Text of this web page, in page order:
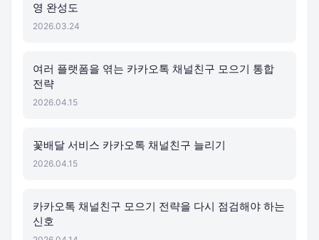
영 완성도
2026.03.24
여러 플랫폼을 엮는 카카오톡 채널친구 모으기 통합
전략
2026.04.15
꽃배달 서비스 카카오톡 채널친구 늘리기
2026.04.15
카카오톡 채널친구 모으기 전략을 다시 점검해야 하는
신호